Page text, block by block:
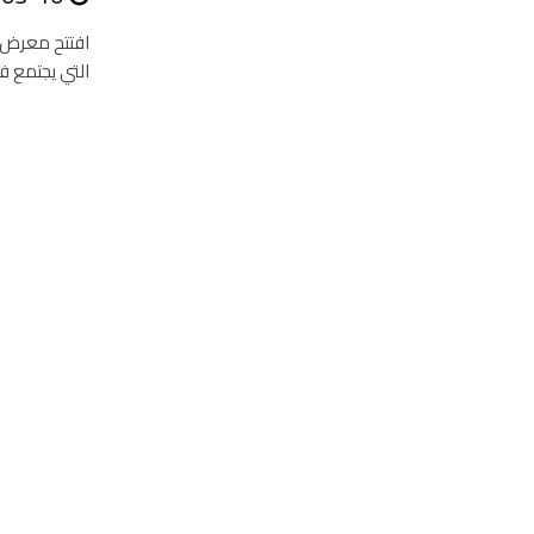
افتتح معرض
التي يجتمع